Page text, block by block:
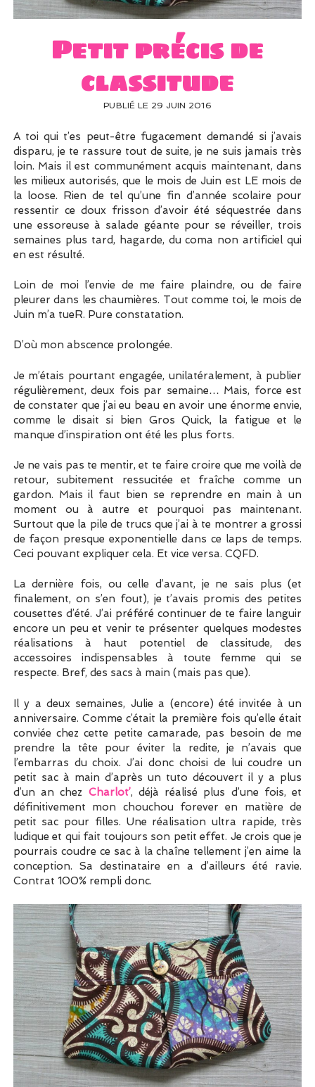
UN PEU DE DÉCO ?
UN SOUPÇON DE BRODERIE
Petit précis de
classitude
PUBLIÉ LE 29 JUIN 2016
A toi qui t’es peut-être fugacement demandé si j’avais
disparu, je te rassure tout de suite, je ne suis jamais très
loin. Mais il est communément acquis maintenant, dans
les milieux autorisés, que le mois de Juin est LE mois de
la loose. Rien de tel qu’une fin d’année scolaire pour
ressentir ce doux frisson d’avoir été séquestrée dans
une essoreuse à salade géante pour se réveiller, trois
semaines plus tard, hagarde, du coma non artificiel qui
en est résulté.
Loin de moi l’envie de me faire plaindre, ou de faire
pleurer dans les chaumières. Tout comme toi, le mois de
Juin m’a tueR. Pure constatation.
D’où mon abscence prolongée.
Je m’étais pourtant engagée, unilatéralement, à publier
régulièrement, deux fois par semaine… Mais, force est
de constater que j’ai eu beau en avoir une énorme envie,
comme le disait si bien Gros Quick, la fatigue et le
manque d’inspiration ont été les plus forts.
Je ne vais pas te mentir, et te faire croire que me voilà de
retour, subitement ressucitée et fraîche comme un
gardon. Mais il faut bien se reprendre en main à un
moment ou à autre et pourquoi pas maintenant.
Surtout que la pile de trucs que j’ai à te montrer a grossi
de façon presque exponentielle dans ce laps de temps.
Ceci pouvant expliquer cela. Et vice versa. CQFD.
La dernière fois, ou celle d’avant, je ne sais plus (et
finalement, on s’en fout), je t’avais promis des petites
cousettes d’été. J’ai préféré continuer de te faire languir
encore un peu et venir te présenter quelques modestes
réalisations à haut potentiel de classitude, des
accessoires indispensables à toute femme qui se
respecte. Bref, des sacs à main (mais pas que).
Il y a deux semaines, Julie a (encore) été invitée à un
anniversaire. Comme c’était la première fois qu’elle était
conviée chez cette petite camarade, pas besoin de me
prendre la tête pour éviter la redite, je n’avais que
l’embarras du choix. J’ai donc choisi de lui coudre un
petit sac à main d’après un tuto découvert il y a plus
d’un an chez Charlot’, déjà réalisé plus d’une fois, et
définitivement mon chouchou forever en matière de
petit sac pour filles. Une réalisation ultra rapide, très
ludique et qui fait toujours son petit effet. Je crois que je
pourrais coudre ce sac à la chaîne tellement j’en aime la
conception. Sa destinataire en a d’ailleurs été ravie.
Contrat 100% rempli donc.